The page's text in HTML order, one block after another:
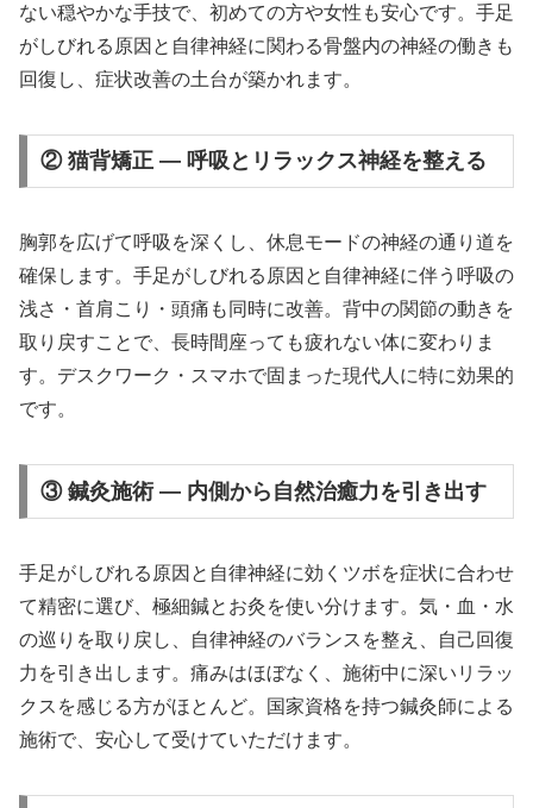
ない穏やかな手技で、初めての方や女性も安心です。手足
がしびれる原因と自律神経に関わる骨盤内の神経の働きも
回復し、症状改善の土台が築かれます。
② 猫背矯正 — 呼吸とリラックス神経を整える
胸郭を広げて呼吸を深くし、休息モードの神経の通り道を
確保します。手足がしびれる原因と自律神経に伴う呼吸の
浅さ・首肩こり・頭痛も同時に改善。背中の関節の動きを
取り戻すことで、長時間座っても疲れない体に変わりま
す。デスクワーク・スマホで固まった現代人に特に効果的
です。
③ 鍼灸施術 — 内側から自然治癒力を引き出す
手足がしびれる原因と自律神経に効くツボを症状に合わせ
て精密に選び、極細鍼とお灸を使い分けます。気・血・水
の巡りを取り戻し、自律神経のバランスを整え、自己回復
力を引き出します。痛みはほぼなく、施術中に深いリラッ
クスを感じる方がほとんど。国家資格を持つ鍼灸師による
施術で、安心して受けていただけます。